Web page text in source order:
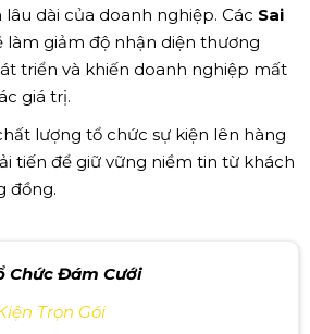
dài của doanh nghiệp. Các Sai
làm giảm độ nhận diện thương
triển và khiến doanh nghiệp mất
giá trị.
lượng tổ chức sự kiện lên hàng
tiến để giữ vững niềm tin từ khách
đồng.
Chức Đám Cưới
Trọn Gói